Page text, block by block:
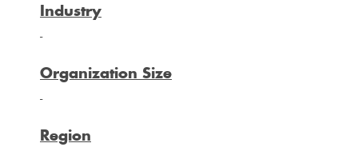
Industry
-
Organization Size
-
Region